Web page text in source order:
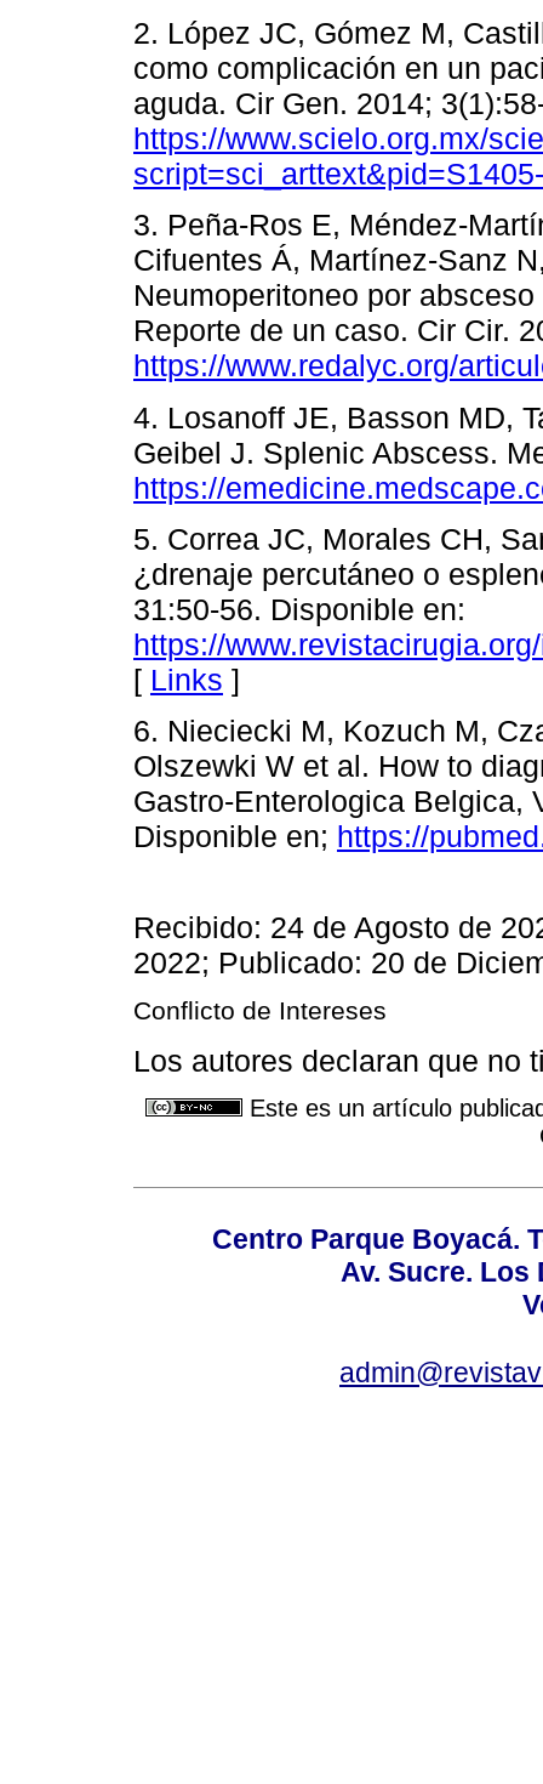
2. López JC, Gómez M,
como complicación en un
aguda. Cir Gen. 2014;
https://www.scielo.org.mx/
3. Peña-Ros E, Méndez-
Cifuentes Á, Martínez-Sanz
Neumoperitoneo por
Reporte de un caso. Cir Cir.
https://www.redalyc.org/
4. Losanoff JE, Basson MD,
Geibel J. Splenic Abscess.
https://
5. Correa JC, Morales CH,
¿drenaje percutáneo o
31:50-56. Disponible en:
https://
[ Links ]
6. Nieciecki M, Kozuch M,
Olszewki W et al. How to
Gastro-Enterologica Belgica,
Disponible en; https://
Recibido: 24 de Agosto de
2022; Publicado: 20 de
Conflicto de Intereses
Los autores declaran que no
Este es un artículo
Centro Parque Boyacá.
Av. Sucre. Los